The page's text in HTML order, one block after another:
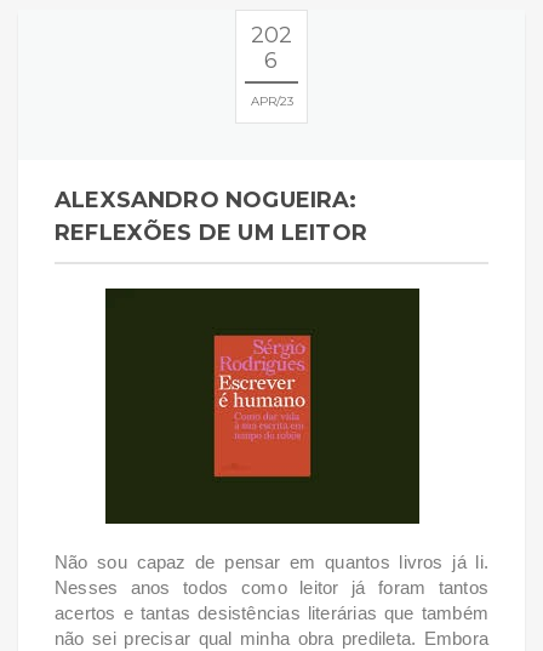
202
6
APR 23
ALEXSANDRO NOGUEIRA:
REFLEXÕES DE UM LEITOR
Não sou capaz de pensar em quantos livros já li.
Nesses anos todos como leitor já foram tantos
acertos e tantas desistências literárias que também
não sei precisar qual minha obra predileta. Embora